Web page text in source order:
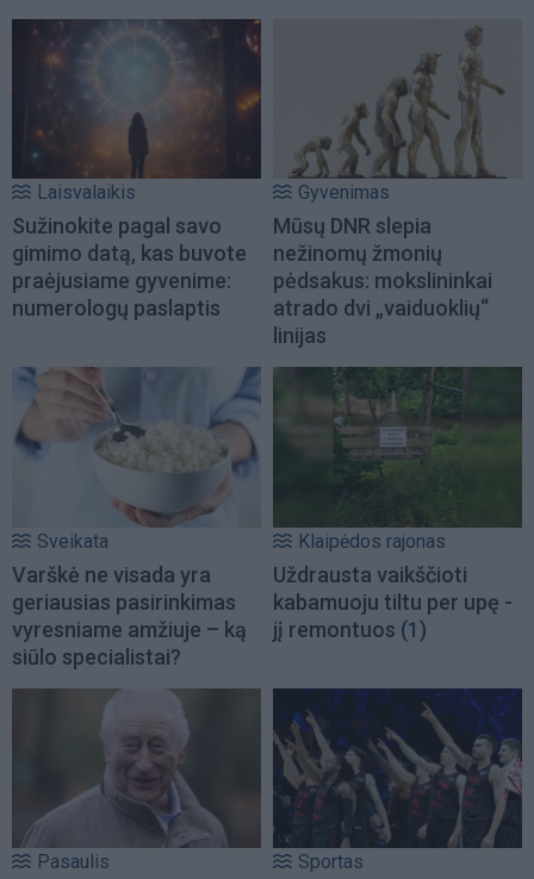
Laisvalaikis
Sužinokite pagal savo
gimimo datą, kas buvote
praėjusiame gyvenime:
numerologų paslaptis
Gyvenimas
Mūsų DNR slepia
nežinomų žmonių
pėdsakus: mokslininkai
atrado dvi „vaiduoklių“
linijas
Sveikata
Varškė ne visada yra
geriausias pasirinkimas
vyresniame amžiuje – ką
siūlo specialistai?
Klaipėdos rajonas
Uždrausta vaikščioti
kabamuoju tiltu per upę -
jį remontuos (1)
Pasaulis Sportas